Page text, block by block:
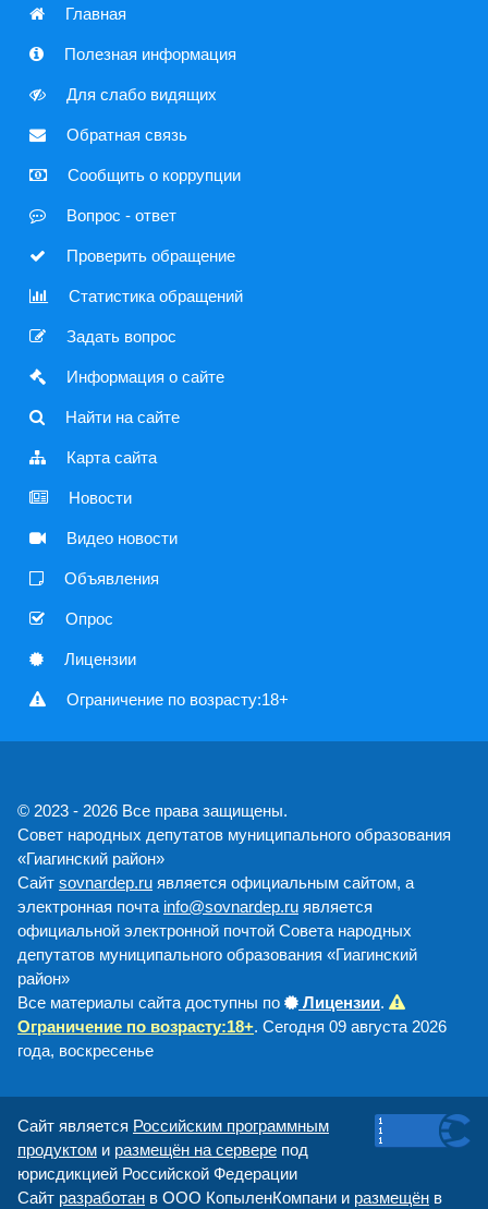
Главная
Полезная информация
Для слабо видящих
Обратная связь
Сообщить о коррупции
Вопрос - ответ
Проверить обращение
Статистика обращений
Задать вопрос
Информация о сайте
Найти на сайте
Карта сайта
Новости
Видео новости
Объявления
Опрос
Лицензии
Ограничение по возрасту:18+
© 2023 - 2026 Все права защищены.
Совет народных депутатов муниципального образования
«Гиагинский район»
Сайт sovnardep.ru является официальным сайтом, а
электронная почта info@sovnardep.ru является
официальной электронной почтой Совета народных
депутатов муниципального образования «Гиагинский
район»
Все материалы сайта доступны по
Лицензии.
Ограничение по возрасту:18+. Сегодня 09 августа 2026
года, воскресенье
Сайт является Российским программным
продуктом и размещён на сервере под
юрисдикцией Российской Федерации
Сайт разработан в ООО КопыленКомпани и размещён в